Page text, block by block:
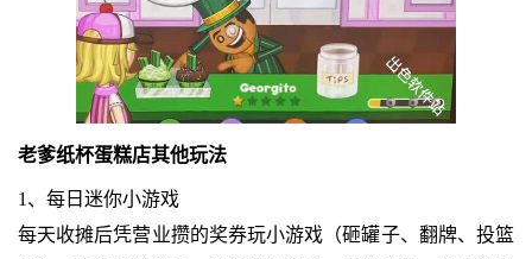
老爹纸杯蛋糕店其他玩法
1、每日迷你小游戏
每天收摊后凭营业攒的奖券玩小游戏（砸罐子、翻牌、投篮